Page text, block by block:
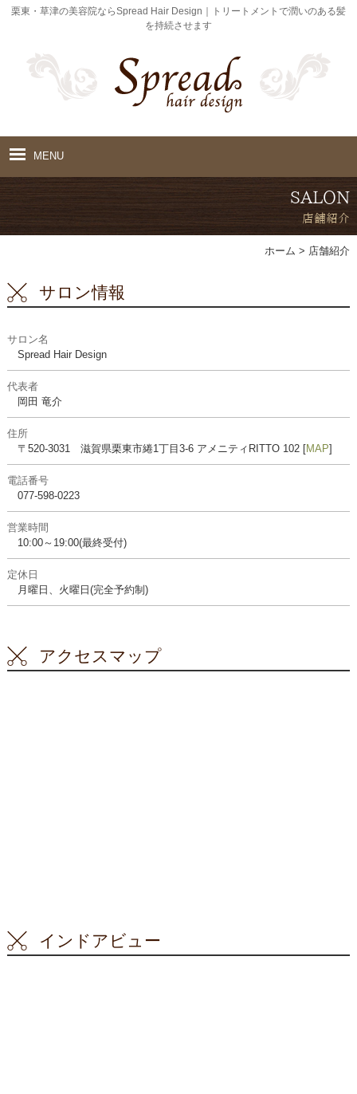
栗東・草津の美容院ならSpread Hair Design｜トリートメントで潤いのある髪
を持続させます
MENU
ホーム
初めての方へ
商品紹介
SALON
店舗紹介
ホーム > 店舗紹介
サロン情報
サロン名
Spread Hair Design
代表者
岡田 竜介
住所
〒520-3031 滋賀県栗東市綣1丁目3-6 アメニティRITTO 102 [MAP]
電話番号
077-598-0223
営業時間
10:00～19:00(最終受付)
定休日
月曜日、火曜日(完全予約制)
アクセスマップ
インドアビュー